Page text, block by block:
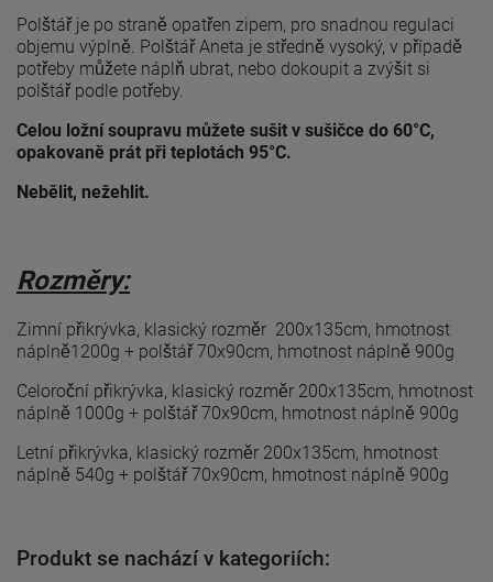
Polštář je po straně opatřen zipem, pro snadnou regulaci
objemu výplně. Polštář Aneta je středně vysoký, v případě
potřeby můžete náplň ubrat, nebo dokoupit a zvýšit si
polštář podle potřeby.
Celou ložní soupravu můžete sušit v sušičce do 60°C,
opakovaně prát při teplotách 95°C.
Nebělit, nežehlit.
Rozměry:
Zimní přikrývka, klasický rozměr 200x135cm, hmotnost
náplně1200g + polštář 70x90cm, hmotnost náplně 900g
Celoroční přikrývka, klasický rozměr 200x135cm, hmotnost
náplně 1000g + polštář 70x90cm, hmotnost náplně 900g
Letní přikrývka, klasický rozměr 200x135cm, hmotnost
náplně 540g + polštář 70x90cm, hmotnost náplně 900g
Produkt se nachází v kategoriích: